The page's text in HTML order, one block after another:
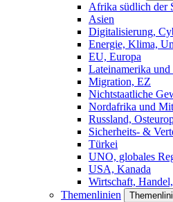
Afrika südlich der
Asien
Digitalisierung,
Energie, Klima,
EU, Europa
Lateinamerika
Migration, EZ
Nichtstaatliche
Nordafrika und
Russland,
Sicherheits- &
Türkei
UNO, globales
USA, Kanada
Wirtschaft,
Themenlinien